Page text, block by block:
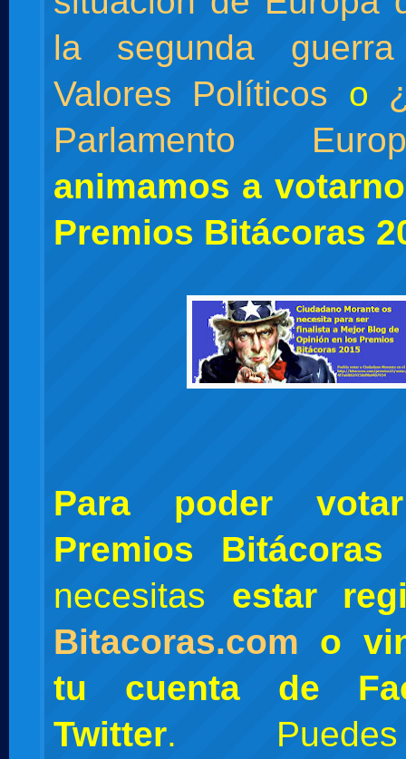
la segunda guerra
Valores Políticos o
Parlamento
animamos a
Premios Bitácoras
Para poder
Premios
necesitas estar
Bitacoras.com o
tu cuenta de
Twitter.